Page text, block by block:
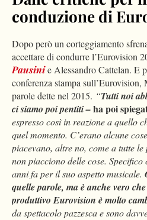
conduzione di
Dopo però un corteggiamento
accettare di condurre l’Eurovision
Pausinie Alessandro Cattelan. E
conferenza stampa sull’Eurovision,
parole dette nel 2015. “Tutti noi
ci siamo poi pentiti –ha poi
espresso così in reazione a quello
quel momento. C’erano alcune
piacevano, altre no, come a tutte
non piacciono delle cose.
anni fa per il suo aspetto musicale.
quelle parole, ma è anche vero
produttivo Eurovision è molto
da spettacolo pazzesca e sono